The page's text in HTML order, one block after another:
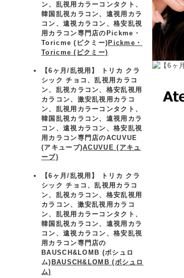
ン、乱視用カラーコンタクト、
韓国乱視カラコン、遠視用カラ
コン、遠視カラコン、格安乱視
用カラコン専門店のPickme・
Toricme (ピクミー) Pickme・
Toricme (ピクミー)
【6ヶ月/乱視用】 トリカ クラ
シック チョコ、乱視用カラコ
ン、乱視カラコン、格安乱視用
カラコン、激安乱視用カラコ
ン、乱視用カラーコンタクト、
韓国乱視カラコン、遠視用カラ
コン、遠視カラコン、格安乱視
用カラコン専門店のACUVUE
(アキューブ)ACUVUE (アキュ
ーブ)
【6ヶ月/乱視用】 トリカ クラ
シック チョコ、乱視用カラコ
ン、乱視カラコン、格安乱視用
カラコン、激安乱視用カラコ
ン、乱視用カラーコンタクト、
韓国乱視カラコン、遠視用カラ
コン、遠視カラコン、格安乱視
用カラコン専門店の
BAUSCH&LOMB (ボシュロ
ム)BAUSCH&LOMB (ボシュロ
ム)